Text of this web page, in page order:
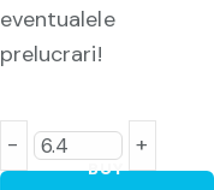
eventualele
prelucrari!
- +
BUY